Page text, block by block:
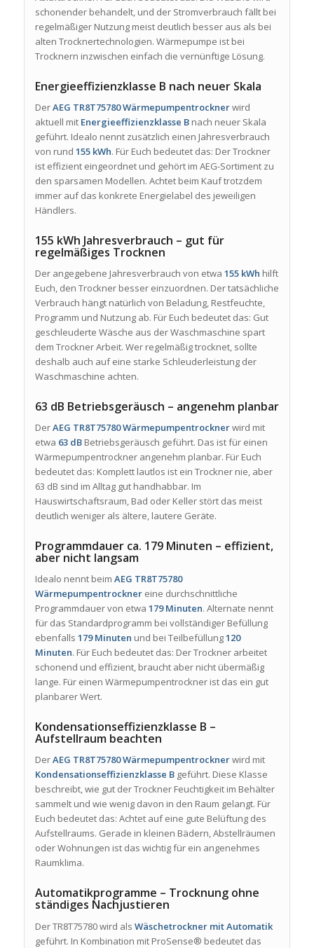
schonender behandelt, und der Stromverbrauch fällt bei
regelmäßiger Nutzung meist deutlich besser aus als bei
alten Trocknertechnologien. Wärmepumpe ist bei
Trocknern inzwischen einfach die vernünftige Lösung.
Energieeffizienzklasse B nach neuer Skala
DerAEG TR8T75780 Wärmepumpentrocknerwird
aktuell mit Energieeffizienzklasse Bnach neuer Skala
geführt. Idealo nennt zusätzlich einen Jahresverbrauch
von rund 155 kWh. Für Euch bedeutet das: Der Trockner
ist effizient eingeordnet und gehört im AEG-Sortiment zu
den sparsamen Modellen. Achtet beim Kauf trotzdem
immer auf das konkrete Energielabel des jeweiligen
Händlers.
155 kWh Jahresverbrauch – gut für
regelmäßiges Trocknen
Der angegebene Jahresverbrauch von etwa 155 kWh hilft
Euch, den Trockner besser einzuordnen. Der tatsächliche
Verbrauch hängt natürlich von Beladung, Restfeuchte,
Programm und Nutzung ab. Für Euch bedeutet das: Gut
geschleuderte Wäsche aus der Waschmaschine spart
dem Trockner Arbeit. Wer regelmäßig trocknet, sollte
deshalb auch auf eine starke Schleuderleistung der
Waschmaschine achten.
63 dB Betriebsgeräusch – angenehm planbar
DerAEG TR8T75780 Wärmepumpentrocknerwird mit
etwa 63 dBBetriebsgeräusch geführt. Das ist für einen
Wärmepumpentrockner angenehm planbar. Für Euch
bedeutet das: Komplett lautlos ist ein Trockner nie, aber
63 dB sind im Alltag gut handhabbar. Im
Hauswirtschaftsraum, Bad oder Keller stört das meist
deutlich weniger als ältere, lautere Geräte.
Programmdauer ca. 179 Minuten – effizient,
aber nicht langsam
Idealo nennt beim AEG TR8T75780
Wärmepumpentrocknereine durchschnittliche
Programmdauer von etwa 179 Minuten. Alternate nennt
für das Standardprogramm bei vollständiger Befüllung
ebenfalls 179 Minuten und bei Teilbefüllung120
Minuten. Für Euch bedeutet das: Der Trockner arbeitet
schonend und effizient, braucht aber nicht übermäßig
lange. Für einen Wärmepumpentrockner ist das ein gut
planbarer Wert.
Kondensationseffizienzklasse B –
Aufstellraum beachten
DerAEG TR8T75780 Wärmepumpentrocknerwird mit
Kondensationseffizienzklasse Bgeführt. Diese Klasse
beschreibt, wie gut der Trockner Feuchtigkeit im Behälter
sammelt und wie wenig davon in den Raum gelangt. Für
Euch bedeutet das: Achtet auf eine gute Belüftung des
Aufstellraums. Gerade in kleinen Bädern, Abstellräumen
oder Wohnungen ist das wichtig für ein angenehmes
Raumklima.
Automatikprogramme – Trocknung ohne
ständiges Nachjustieren
Der TR8T75780 wird als Wäschetrockner mit Automatik
geführt. In Kombination mit ProSense® bedeutet das